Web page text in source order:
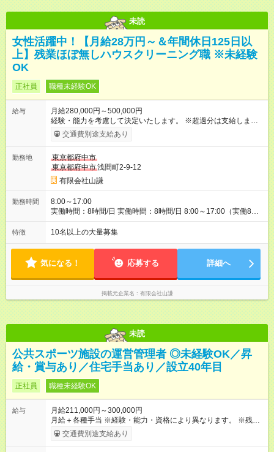
未読
女性活躍中！【月給28万円～＆年間休日125日以
上】残業ほぼ無しハウスクリーニング職 ※未経験
OK
正社員 職種未経験OK
給与
月給280,000円～500,000円
経験・能力を考慮して決定いたします。 ※超過分は支給しま
す。 【試用期間】試用期間あり 試用期間の長さ：3ヶ月 ※ 雇用
形態と給与に、本採用時と異なる部分があります。 雇用形態：
交通費別途支給あり
勤務地
東京都府中市
東京都府中市浅間町2-9-12
有限会社山謙
勤務時間
8:00～17:00
実働時間：8時間/日 実働時間：8時間/日 8:00～17:00（実働8時
間・休憩1時間） ※現場により前後あり
特徴 10名以上の大量募集
気になる！ 応募する 詳細へ
掲載元企業名 有限会社山謙
未読
公共スポーツ施設の運営管理者 ◎未経験OK／昇
給・賞与あり／住宅手当あり／設立40年目
正社員 職種未経験OK
給与
月給211,000円～300,000円
月給＋各種手当 ※経験・能力・資格により異なります。 ※残業
代は上記に含まれません。別途全額支給いたします。 ※家族手
当が基本給に含まれております。 ※3ヶ月間の試用期間がありま
交通費別途支給あり